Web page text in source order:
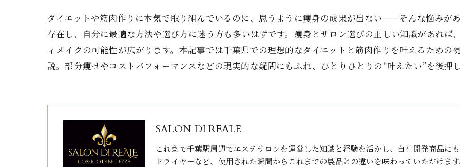
ダイエットや筋肉作りに本気で取り組んでいるのに、思うように痩身の成果が出ない——そんな悩みが
存在し、自分に最適な方法や選び方に迷う方も多いはずです。痩身とサロン選びの正しい知識があれば
ィメイクの可能性が広がります。本記事では千葉県での理想的なダイエットと筋肉作りを叶えるための
説。部分痩せやコストパフォーマンスなどの現実的な疑問にもふれ、ひとりひとりの“叶えたい”を後押
SALON DI REALE
これまで千葉駅周辺でエステサロンを運営した知識と経験を活かし、自社開発商品に
ドライヤーなど、使用された瞬間からこれまでの製品との違いを味わっていただけま